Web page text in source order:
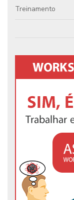
Treinamento